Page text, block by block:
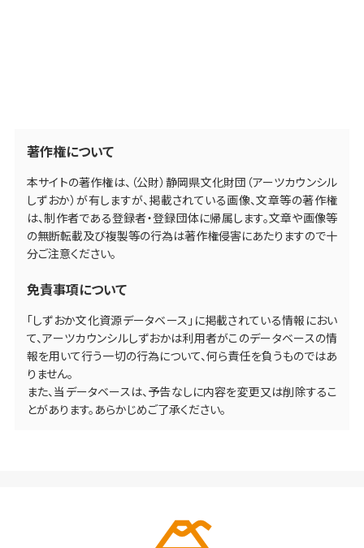
著作権について
本サイトの著作権は、（公財）静岡県文化財団（アーツカウンシル
しずおか）が有しますが、掲載されている画像、文章等の著作権
は、制作者である登録者・登録団体に帰属します。文章や画像等
の無断転載及び複製等の行為は著作権侵害にあたりますので十
分ご注意ください。
免責事項について
「しずおか文化資源データベース」に掲載されている情報におい
て、アーツカウンシルしずおかは利用者がこのデータベースの情
報を用いて行う一切の行為について、何ら責任を負うものではあ
りません。
また、当データベースは、予告なしに内容を変更又は削除するこ
とがあります。あらかじめご了承ください。